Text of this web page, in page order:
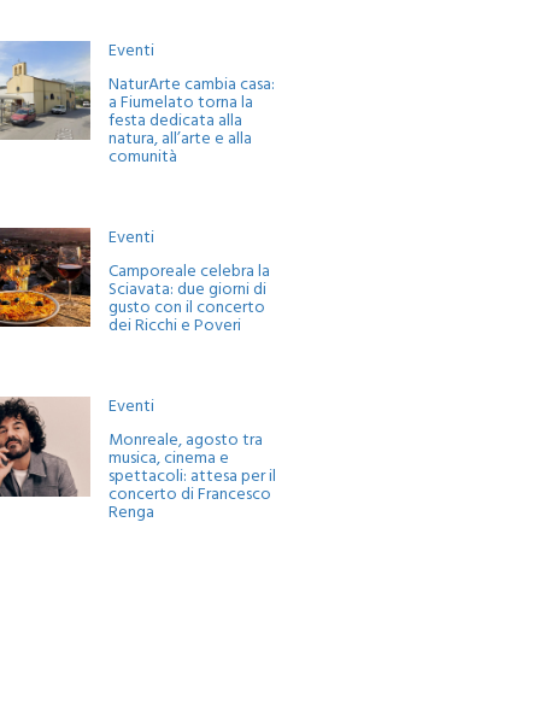
Eventi
NaturArte cambia casa:
a Fiumelato torna la
festa dedicata alla
natura, all’arte e alla
comunità
Eventi
Camporeale celebra la
Sciavata: due giorni di
gusto con il concerto
dei Ricchi e Poveri
Eventi
Monreale, agosto tra
musica, cinema e
spettacoli: attesa per il
concerto di Francesco
Renga